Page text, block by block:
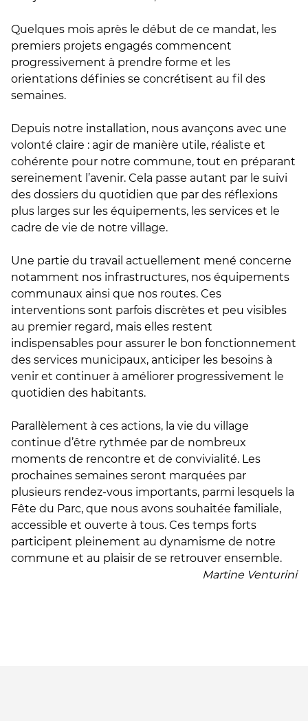
Quelques mois après le début de ce mandat, les
premiers projets engagés commencent
progressivement à prendre forme et les
orientations définies se concrétisent au fil des
semaines.
Depuis notre installation, nous avançons avec une
volonté claire : agir de manière utile, réaliste et
cohérente pour notre commune, tout en préparant
sereinement l’avenir. Cela passe autant par le suivi
des dossiers du quotidien que par des réflexions
plus larges sur les équipements, les services et le
cadre de vie de notre village.
Une partie du travail actuellement mené concerne
notamment nos infrastructures, nos équipements
communaux ainsi que nos routes. Ces
interventions sont parfois discrètes et peu visibles
au premier regard, mais elles restent
indispensables pour assurer le bon fonctionnement
des services municipaux, anticiper les besoins à
venir et continuer à améliorer progressivement le
quotidien des habitants.
Parallèlement à ces actions, la vie du village
continue d’être rythmée par de nombreux
moments de rencontre et de convivialité. Les
prochaines semaines seront marquées par
plusieurs rendez-vous importants, parmi lesquels la
Fête du Parc, que nous avons souhaitée familiale,
accessible et ouverte à tous. Ces temps forts
participent pleinement au dynamisme de notre
commune et au plaisir de se retrouver ensemble.
Martine Venturini